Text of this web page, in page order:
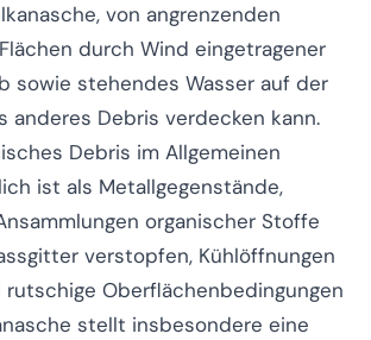
von angrenzenden
durch Wind eingetragener
sowie stehendes Wasser auf der
anderes Debris verdecken kann.
Debris im Allgemeinen
ist als Metallgegenstände,
organischer Stoffe
verstopfen, Kühlöffnungen
Oberflächenbedingungen
stellt insbesondere eine